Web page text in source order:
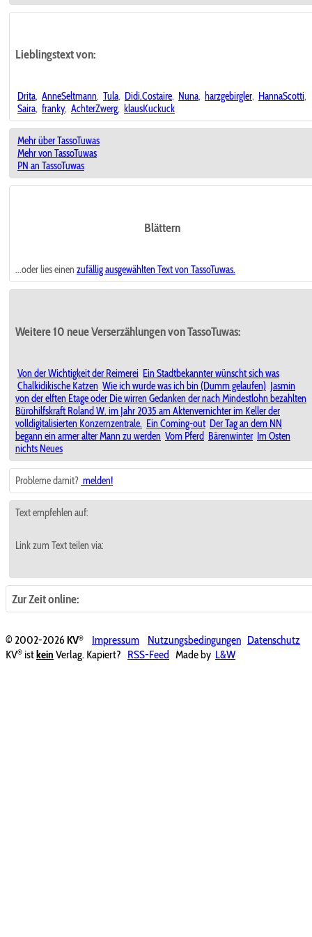
Lieblingstextvon:
Drita, AnneSeltmann, Tula, Didi.Costaire, Nuna, harzgebirgler, HannaScotti,
Saira, franky, AchterZwerg, klausKuckuck
Mehr über TassoTuwas
Mehr von TassoTuwas
PN an TassoTuwas
Blättern
...oder lies einen zufällig ausgewählten Text von TassoTuwas.
Weitere 10 neue Verserzählungen von TassoTuwas:
Von der Wichtigkeit der Reimerei Ein Stadtbekannter wünscht sich was
Chalkidikische Katzen Wie ich wurde was ich bin (Dumm gelaufen) Jasmin
von der elften Etage oder Die wirren Gedanken der nach Mindestlohn bezahlten
Bürohilfskraft Roland W. im Jahr 2035 am Aktenvernichter im Keller der
volldigitalisierten Konzernzentrale. Ein Coming-out Der Tag an dem NN
begann ein armer alter Mann zu werden Vom Pferd Bärenwinter Im Osten
nichts Neues
Probleme damit? melden!
Text empfehlen auf:
Link zum Text teilen via:
Zur Zeit online:
© 2002-2026KV® Impressum Nutzungsbedingungen Datenschutz
KV® istkein Verlag. Kapiert? RSS-Feed Made by L&W